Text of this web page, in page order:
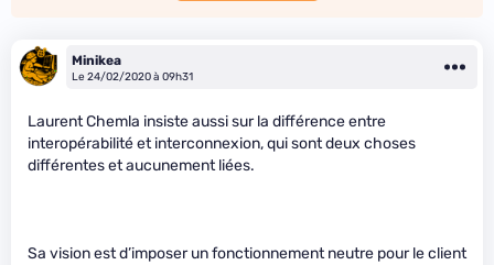
Minikea
Le 24/02/2020 à 09h31
Laurent Chemla insiste aussi sur la différence entre
interopérabilité et interconnexion, qui sont deux choses
différentes et aucunement liées.
Sa vision est d’imposer un fonctionnement neutre pour le client